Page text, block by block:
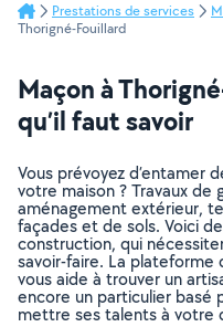
Prestations de services
Thorigné-Fouillard
Maçon à
qu’il faut savoir
Vous prévoyez d’entamer
votre maison ? Travaux
aménagement extérieur,
façades et de sols. Voici
construction, qui
savoir-faire. La plateforme
vous aide à trouver un
encore un particulier basé
mettre ses talents à votre